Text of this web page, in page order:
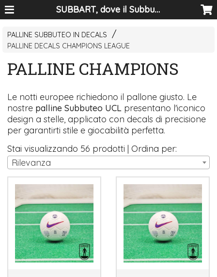
SUBBART, dove il Subbuteo diventa arte
PALLINE SUBBUTEO IN DECALS
PALLINE DECALS CHAMPIONS LEAGUE
PALLINE CHAMPIONS
Le notti europee richiedono il pallone giusto. Le
nostre palline Subbuteo UCL presentano l'iconico
design a stelle, applicato con decals di precisione
per garantirti stile e giocabilità perfetta.
Stai visualizzando 56 prodotti | Ordina per:
Rilevanza